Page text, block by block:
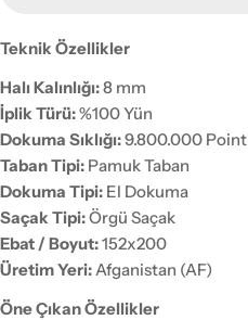
Teknik Özellikler
Halı Kalınlığı:8 mm
İplik Türü:%100 Yün
Dokuma Sıklığı:9.800.000 Point
Taban Tipi: Pamuk Taban
Dokuma Tipi: El Dokuma
Saçak Tipi:Örgü Saçak
Ebat / Boyut:152x200
Üretim Yeri:Afganistan (AF)
Öne Çıkan Özellikler